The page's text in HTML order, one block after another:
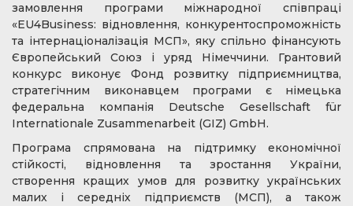
замовлення програми міжнародної співпраці
«EU4Business: відновлення, конкурентоспроможність
та інтернаціоналізація МСП», яку спільно фінансують
Європейський Союз і уряд Німеччини. Грантовий
конкурс виконує Фонд розвитку підприємництва,
стратегічним виконавцем програми є німецька
федеральна компанія Deutsche Gesellschaft für
Internationale Zusammenarbeit (GIZ) GmbH.
Програма спрямована на підтримку економічної
стійкості, відновлення та зростання України,
створення кращих умов для розвитку українських
малих і середніх підприємств (МСП), а також